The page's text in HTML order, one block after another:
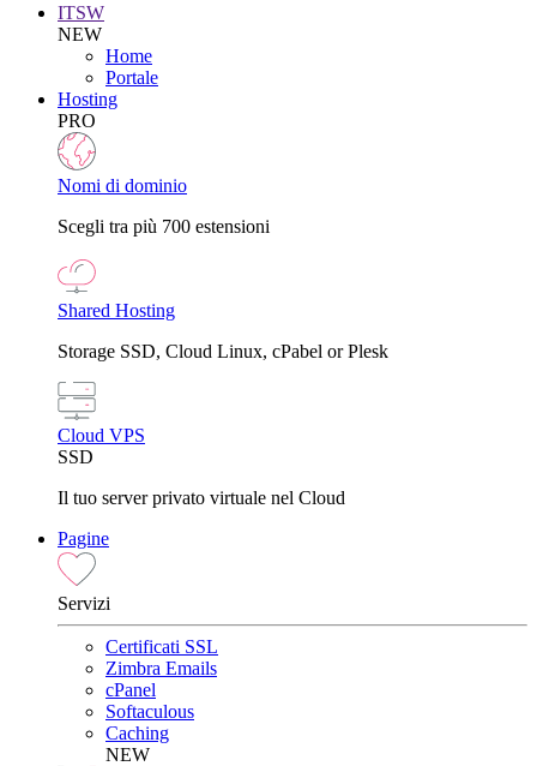
ITSW
NEW
Home
Portale
Hosting
PRO
Nomi di dominio
Scegli tra più 700 estensioni
Shared Hosting
Storage SSD, Cloud Linux, cPabel or Plesk
Cloud VPS
SSD
Il tuo server privato virtuale nel Cloud
Pagine
Servizi
Certificati SSL
Zimbra Emails
cPanel
Softaculous
Caching
NEW